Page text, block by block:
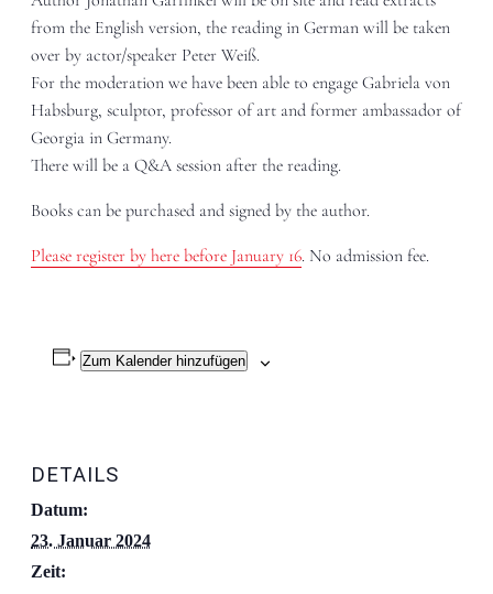
from the English version, the reading in German will be taken
over by actor/speaker Peter Weiß.
For the moderation we have been able to engage Gabriela von
Habsburg, sculptor, professor of art and former ambassador of
Georgia in Germany.
There will be a Q&A session after the reading.
Books can be purchased and signed by the author.
Please register by here before January 16. No admission fee.
Zum Kalender hinzufügen
DETAILS
Datum:
23. Januar 2024
Zeit: